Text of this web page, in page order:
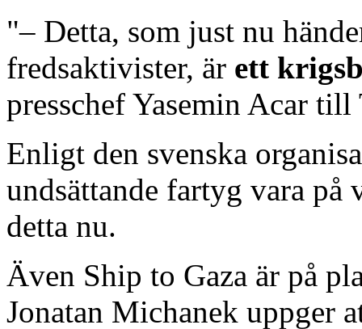
"– Detta, som just nu
fredsaktivister, är ett
presschef Yasemin Acar
Enligt den svenska
undsättande fartyg vara
detta nu.
Även Ship to Gaza är på
Jonatan Michanek uppger